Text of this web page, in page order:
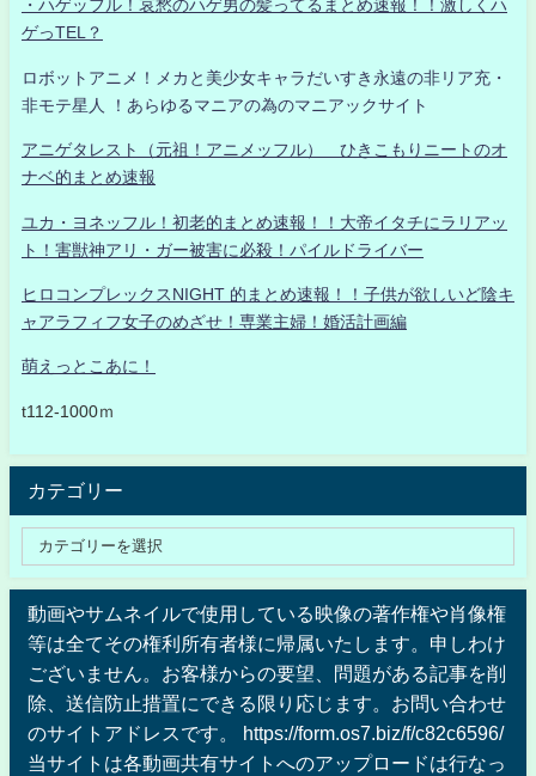
・ハゲッフル！哀愁のハゲ男の髪ってるまとめ速報！！激しくハ
ゲっTEL？
ロボットアニメ！メカと美少女キャラだいすき永遠の非リア充・
非モテ星人 ！あらゆるマニアの為のマニアックサイト
アニゲタレスト（元祖！アニメッフル） ひきこもりニートのオ
ナベ的まとめ速報
ユカ・ヨネッフル！初老的まとめ速報！！大帝イタチにラリアッ
ト！害獣神アリ・ガー被害に必殺！パイルドライバー
ヒロコンプレックスNIGHT 的まとめ速報！！子供が欲しいど陰キ
ャアラフィフ女子のめざせ！専業主婦！婚活計画編
萌えっとこあに！
t112-1000ｍ
カテゴリー
動画やサムネイルで使用している映像の著作権や肖像権
等は全てその権利所有者様に帰属いたします。申しわけ
ございません。お客様からの要望、問題がある記事を削
除、送信防止措置にできる限り応じます。お問い合わせ
のサイトアドレスです。 https://form.os7.biz/f/c82c6596/
当サイトは各動画共有サイトへのアップロードは行なっ